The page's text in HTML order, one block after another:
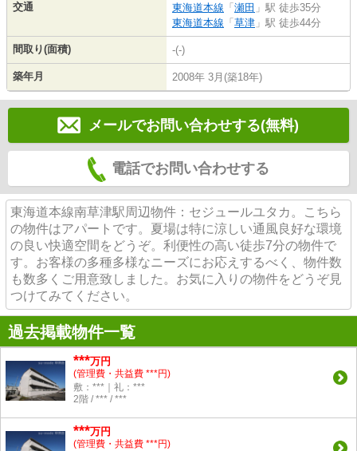
交通
東海道本線 「 瀬田 」駅 徒歩35分
東海道本線 「 草津 」駅 徒歩44分
間取り(面積) -(-)
築年月 2008年 3月(築18年)
メールでお問い合わせする(無料)
電話でお問い合わせする
東海道本線南草津駅周辺物件：セジュールユタカ。こちら
の物件はアパートです。夏場は特に涼しい通風良好な環境
の良い快適空間をどうぞ。利便性の高い徒歩7分の物件で
す。お客様の多種多様なニーズにお応えするべく、物件数
も数多くご用意致しました。お気に入りの物件をどうぞ見
つけてみてください。
過去掲載物件一覧
***万円
(管理費・共益費 ***円)
敷：***｜礼：***
2階 / *** / ***
***万円
(管理費・共益費 ***円)